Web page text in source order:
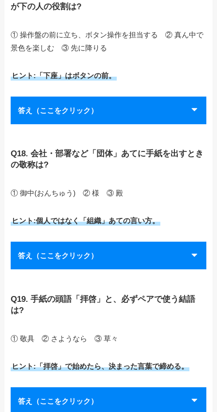
が下の人の役割は?
① 操作盤の前に立ち、ボタン操作を担当する ② 真ん中で
景色を楽しむ ③ 先に降りる
ヒント:「下座」はボタンの前。
答え（ここをクリック）
Q18. 会社・部署など「団体」あてに手紙を出すとき
の敬称は?
① 御中(おんちゅう) ② 様 ③ 殿
ヒント:個人ではなく「組織」あての言い方。
答え（ここをクリック）
Q19. 手紙の頭語「拝啓」と、必ずペアで使う結語
は?
① 敬具 ② さようなら ③ 草々
ヒント:「拝啓」で始めたら、決まった言葉で締める。
答え（ここをクリック）